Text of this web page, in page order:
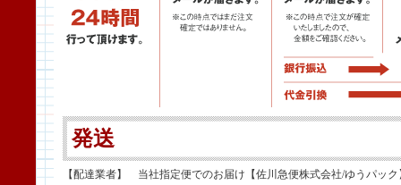
発送
【配達業者】 当社指定便でのお届け【佐川急便株式会社/ゆうパック